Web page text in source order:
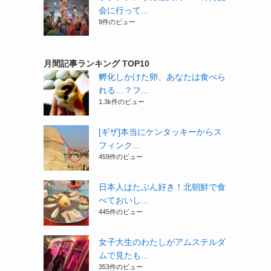
会に行って...
9件のビュー
月間記事ランキング TOP10
孵化しかけた卵、あなたは食べら
れる…？フ...
1.3k件のビュー
[ギザ]本当にケンタッキーからス
フィンク...
459件のビュー
日本人はたぶん好き！北朝鮮で食
べておいし...
445件のビュー
女子大生のわたしがアムステルダ
ムで見たも...
353件のビュー